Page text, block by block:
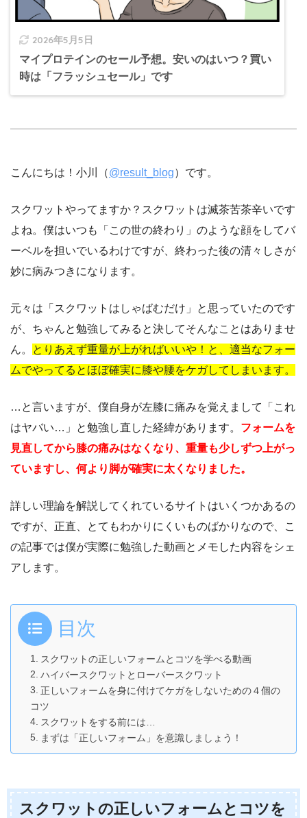
2026年5月5日
マイプロテインのセール予想。安いのはいつ？買い
時は「フラッシュセール」です
こんにちは！小川（@result_blog）です。
スクワットやってますか？スクワットは滅茶苦茶辛いです
よね。僕はいつも「この世の終わり」のような顔をしてバ
ーベルを担いでいるわけですが、終わった後の清々しさが
妙に病みつきになります。
元々は「スクワットはしゃばむだけ」と思っていたのです
が、ちゃんと勉強してみると決してそんなことはありませ
ん。
とりあえず重量が上がればいいや！と、適当なフォー
ムでやってるとほぼ確実に膝や腰をケガしてしまいます。
…と言いますが、僕自身が左膝に痛みを覚えまして「これ
はヤバい…」と勉強し直した経緯があります。 フォームを
見直してから膝の痛みはなくなり、重量も少しずつ上がっ
ていますし、何より脚が確実に太くなりました。
詳しい理論を解説してくれているサイトはいくつかあるの
ですが、正直、とてもわかりにくいものばかりなので、こ
の記事では僕が実際に勉強した動画とメモした内容をシェ
アします。
目次
スクワットの正しいフォームとコツを学べる動画
ハイバースクワットとローバースクワット
正しいフォームを身に付けてケガをしないための４個の
コツ
スクワットをする前には…
まずは「正しいフォーム」を意識しましょう！
スクワットの正しいフォームとコツを